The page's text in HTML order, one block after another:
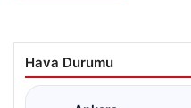
Hava Durumu